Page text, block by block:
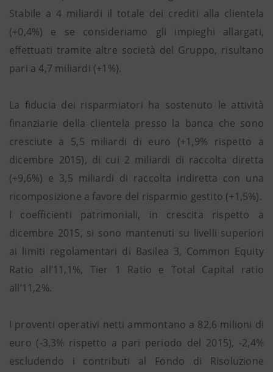
Stabile a 4 miliardi il totale dei crediti alla clientela
(+0,4%) e se consideriamo gli impieghi allargati,
effettuati tramite altre società del Gruppo, risultano
pari a 4,7 miliardi (+1%).
La fiducia dei risparmiatori ha sostenuto le attività
finanziarie della clientela presso la banca che sono
cresciute a 5,5 miliardi di euro (+1,9% rispetto a
dicembre 2015), di cui 2 miliardi di raccolta diretta
(+9,6%) e 3,5 miliardi di raccolta indiretta con una
ricomposizione a favore del risparmio gestito (+1,5%).
I coefficienti patrimoniali, in crescita rispetto a
dicembre 2015, si sono mantenuti su livelli superiori
ai limiti regolamentari di Basilea 3, Common Equity
Ratio all’11,1%, Tier 1 Ratio e Total Capital ratio
all’11,2%.
I proventi operativi netti ammontano a 82,6 milioni di
euro (-3,3% rispetto a pari periodo del 2015), -2,4%
escludendo i contributi al Fondo di Risoluzione